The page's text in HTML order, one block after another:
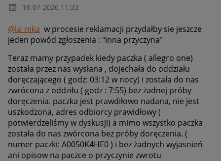
‎18-07-2026 11:33
@la_nika w procesie reklamacji przydałby sie jeszcze
jeden powód zgłoszenia : "inna przyczyna"
Teraz mamy przypadek kiedy paczka ( allegro one)
została przez nas wysłana , dojechała do oddziału
doręczającego ( godz: 03:12 w nocy) i została do nas
zwrócona z oddziłu ( godz : 7:55) bez żadnej próby
doręczenia. paczka jest prawdiłowo nadana, nie jest
uszkodzona, adres odbiorcy prawidłowy (
potwierdzeliśmy w dyskusji) a mimo wszystko paczka
została do nas zwórcona bez próby doręczenia. (
numer paczki: A0050K4HE0 ) i bez żadnych wyjasnień
ani opisow na paczce o przyczynie zwrotu